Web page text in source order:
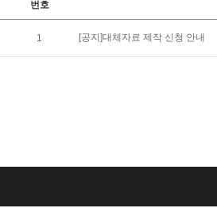
번호
1 [공지]대체자료 제작 신청 안내